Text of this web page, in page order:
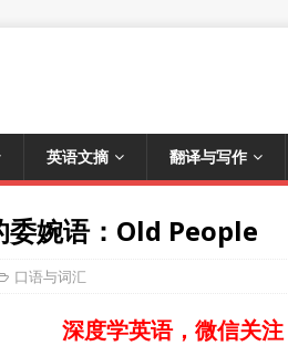
英语文摘 翻译与写作
委婉语：Old People
口语与词汇
深度学英语，微信关